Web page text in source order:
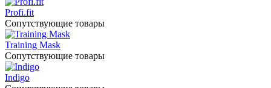
Profi.fit
Сопутствующие товары
Training Mask
Сопутствующие товары
Indigo